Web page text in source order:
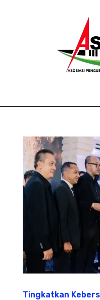
Tingkatkan